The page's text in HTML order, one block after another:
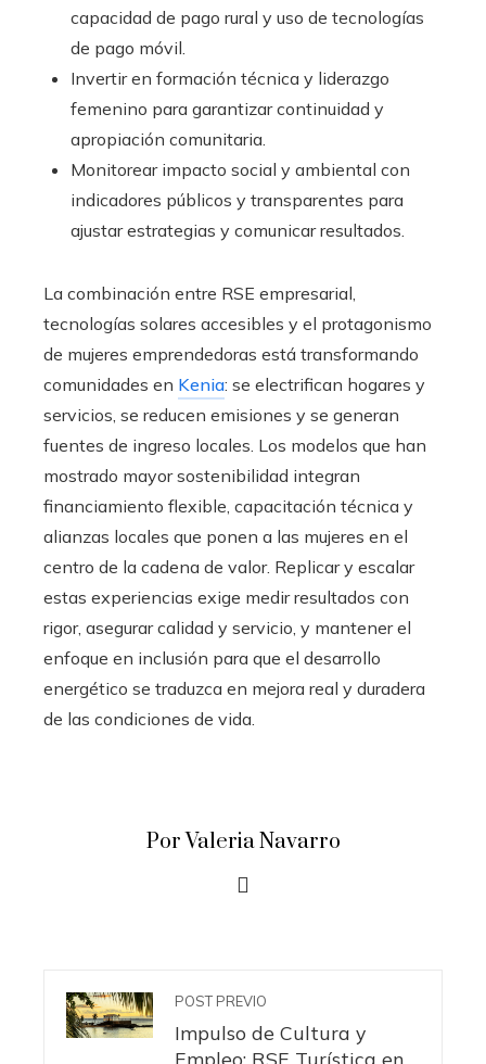
capacidad de pago rural y uso de tecnologías
de pago móvil.
Invertir en formación técnica y liderazgo
femenino para garantizar continuidad y
apropiación comunitaria.
Monitorear impacto social y ambiental con
indicadores públicos y transparentes para
ajustar estrategias y comunicar resultados.
La combinación entre RSE empresarial,
tecnologías solares accesibles y el protagonismo
de mujeres emprendedoras está transformando
comunidades en Kenia: se electrifican hogares y
servicios, se reducen emisiones y se generan
fuentes de ingreso locales. Los modelos que han
mostrado mayor sostenibilidad integran
financiamiento flexible, capacitación técnica y
alianzas locales que ponen a las mujeres en el
centro de la cadena de valor. Replicar y escalar
estas experiencias exige medir resultados con
rigor, asegurar calidad y servicio, y mantener el
enfoque en inclusión para que el desarrollo
energético se traduzca en mejora real y duradera
de las condiciones de vida.
Por Valeria Navarro
POST PREVIO
Impulso de Cultura y
Empleo: RSE Turística en